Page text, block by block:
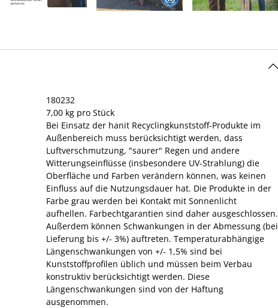
180232
7,00 kg pro Stück
Bei Einsatz der hanit Recyclingkunststoff-Produkte im
Außenbereich muss berücksichtigt werden, dass
Luftverschmutzung, "saurer" Regen und andere
Witterungseinflüsse (insbesondere UV-Strahlung) die
Oberfläche und Farben verändern können, was keinen
Einfluss auf die Nutzungsdauer hat. Die Produkte in der
Farbe grau werden bei Kontakt mit Sonnenlicht
aufhellen. Farbechtgarantien sind daher ausgeschlossen.
Außerdem können Schwankungen in der Abmessung (bei
Lieferung bis +/- 3%) auftreten. Temperaturabhängige
Längenschwankungen von +/- 1,5% sind bei
Kunststoffprofilen üblich und müssen beim Verbau
konstruktiv berücksichtigt werden. Diese
Längenschwankungen sind von der Haftung
ausgenommen.